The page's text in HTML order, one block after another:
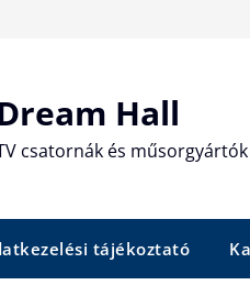
Hall
csatornák és műsorgyártók
tájékoztató